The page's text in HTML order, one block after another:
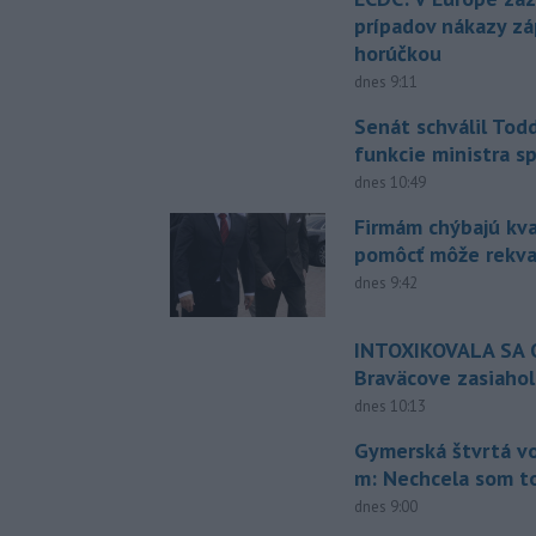
prípadov nákazy
horúčkou
dnes 9:11
Senát schválil
funkcie ministra
dnes 10:49
Firmám chýbajú
pomôcť môže
dnes 9:42
INTOXIKOVALA SA
Braväcove
dnes 10:13
Gymerská štvrtá
m: Nechcela som
dnes 9:00